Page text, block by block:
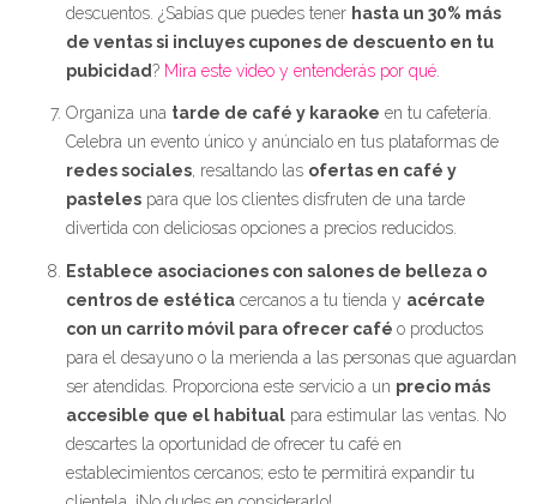
descuentos. ¿Sabías que puedes tener hasta un 30% más
de ventas si incluyes cupones de descuento en tu
pubicidad? Mira este video y entenderás por qué
Organiza una tarde de café y karaoke en tu cafetería.
Celebra un evento único y anúncialo en tus plataformas de
redes sociales , resaltando las ofertas en café y
pasteles para que los clientes disfruten de una tarde
divertida con deliciosas opciones a precios reducidos.
Establece asociaciones con salones de belleza o
centros de estética cercanos a tu tienda y acércate
con un carrito móvil para ofrecer café o productos
para el desayuno o la merienda a las personas que aguardan
ser atendidas. Proporciona este servicio a un precio más
accesible que el habitual para estimular las ventas. No
descartes la oportunidad de ofrecer tu café en
establecimientos cercanos; esto te permitirá expandir tu